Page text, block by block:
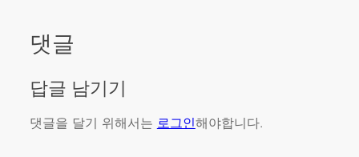
댓글
답글 남기기
댓글을 달기 위해서는 로그인해야합니다.